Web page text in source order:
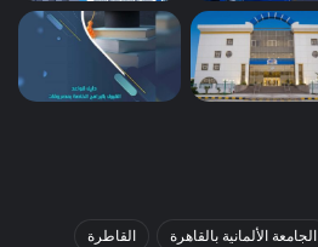
الجامعة الألمانية بالقاهرة القاطرة